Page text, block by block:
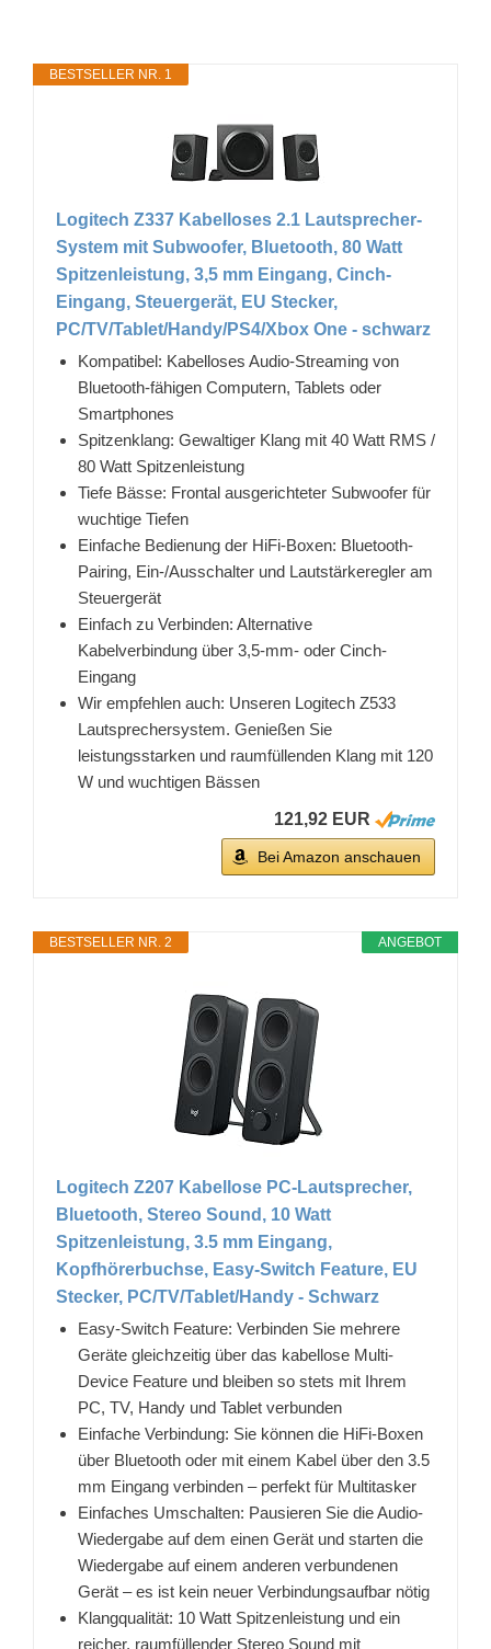
BESTSELLER NR. 1
Logitech Z337 Kabelloses 2.1 Lautsprecher-
System mit Subwoofer, Bluetooth, 80 Watt
Spitzenleistung, 3,5 mm Eingang, Cinch-
Eingang, Steuergerät, EU Stecker,
PC/TV/Tablet/Handy/PS4/Xbox One - schwarz
Kompatibel: Kabelloses Audio-Streaming von
Bluetooth-fähigen Computern, Tablets oder
Smartphones
Spitzenklang: Gewaltiger Klang mit 40 Watt RMS /
80 Watt Spitzenleistung
Tiefe Bässe: Frontal ausgerichteter Subwoofer für
wuchtige Tiefen
Einfache Bedienung der HiFi-Boxen: Bluetooth-
Pairing, Ein-/Ausschalter und Lautstärkeregler am
Steuergerät
Einfach zu Verbinden: Alternative
Kabelverbindung über 3,5-mm- oder Cinch-
Eingang
Wir empfehlen auch: Unseren Logitech Z533
Lautsprechersystem. Genießen Sie
leistungsstarken und raumfüllenden Klang mit 120
W und wuchtigen Bässen
121,92 EUR
Bei Amazon anschauen
ANGEBOT
BESTSELLER NR. 2
Logitech Z207 Kabellose PC-Lautsprecher,
Bluetooth, Stereo Sound, 10 Watt
Spitzenleistung, 3.5 mm Eingang,
Kopfhörerbuchse, Easy-Switch Feature, EU
Stecker, PC/TV/Tablet/Handy - Schwarz
Easy-Switch Feature: Verbinden Sie mehrere
Geräte gleichzeitig über das kabellose Multi-
Device Feature und bleiben so stets mit Ihrem
PC, TV, Handy und Tablet verbunden
Einfache Verbindung: Sie können die HiFi-Boxen
über Bluetooth oder mit einem Kabel über den 3.5
mm Eingang verbinden – perfekt für Multitasker
Einfaches Umschalten: Pausieren Sie die Audio-
Wiedergabe auf dem einen Gerät und starten die
Wiedergabe auf einem anderen verbundenen
Gerät – es ist kein neuer Verbindungsaufbar nötig
Klangqualität: 10 Watt Spitzenleistung und ein
reicher, raumfüllender Stereo Sound mit